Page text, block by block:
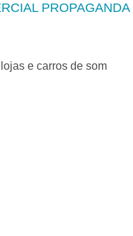
PROPAGANDA
e carros de som